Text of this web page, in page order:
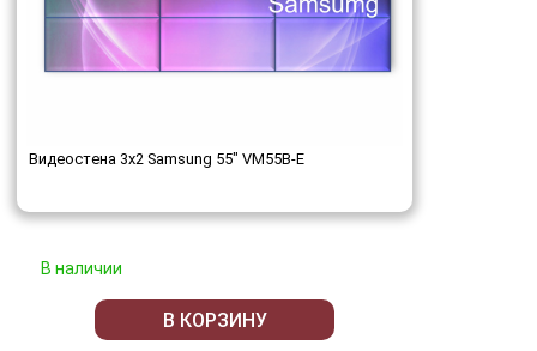
Видеостена 3x2 Samsung 55" VM55B-E
В наличии
В КОРЗИНУ